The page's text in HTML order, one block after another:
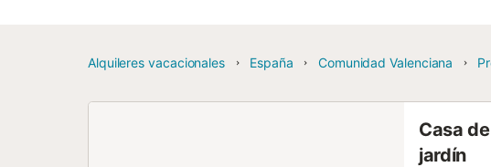
Alquileres vacacionales España Comunidad Valenciana
Casa
jardín